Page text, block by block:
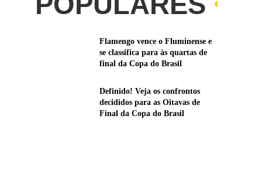
Flamengo vence o Fluminense e
se classifica para às quartas de
final da Copa do Brasil
Definido! Veja os confrontos
decididos para as Oitavas de
Final da Copa do Brasil